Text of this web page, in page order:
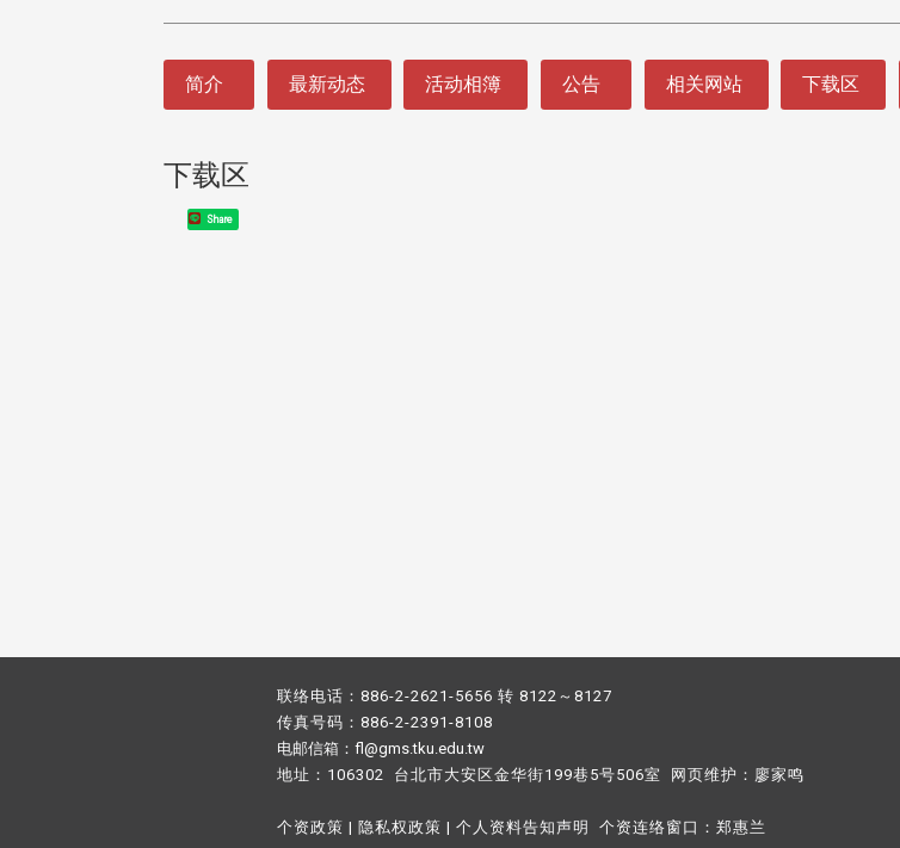
简介 最新动态 活动相簿 公告 相关网站 下载区
下载区
Share
联络电话：886-2-2621-5656 转 8122～8127
传真号码：886-2-2391-8108
电邮信箱：fl@gms.tku.edu.tw
地址：106302 台北市大安区金华街199巷5号506室 网页维护： 廖家鸣​
个资政策 | 隐私权政策 | 个人资料告知声明 个资连络窗口： 郑惠兰